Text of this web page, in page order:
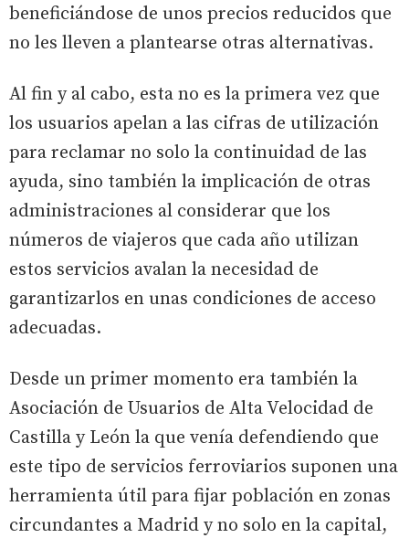
beneficiándose de unos precios reducidos que
no les lleven a plantearse otras alternativas.
Al fin y al cabo, esta no es la primera vez que
los usuarios apelan a las cifras de utilización
para reclamar no solo la continuidad de las
ayuda, sino también la implicación de otras
administraciones al considerar que los
números de viajeros que cada año utilizan
estos servicios avalan la necesidad de
garantizarlos en unas condiciones de acceso
adecuadas.
Desde un primer momento era también la
Asociación de Usuarios de Alta Velocidad de
Castilla y León la que venía defendiendo que
este tipo de servicios ferroviarios suponen una
herramienta útil para fijar población en zonas
circundantes a Madrid y no solo en la capital,